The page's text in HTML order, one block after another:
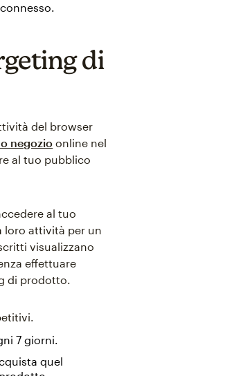
di
del browser
negozio online nel
al tuo pubblico
al tuo
loro attività per un
visualizzano
effettuare
di prodotto.
7 giorni.
quel